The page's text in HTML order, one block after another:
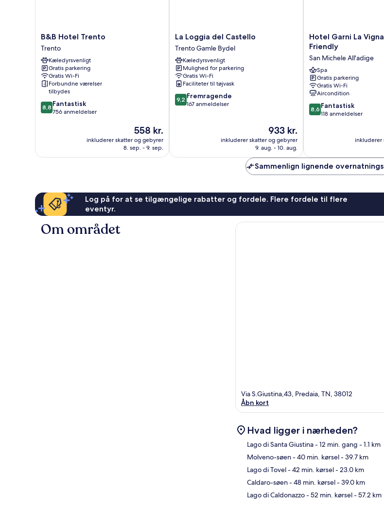
B&B
Hotel
Trento
Trento
B&B Hotel Trento
Trento
Kæledyrsvenligt
Gratis parkering
Gratis Wi-Fi
Forbundne værelser
tilbydes
8.8
ud
anmeldelser
8,8 Fantastisk
756 anmeldelser
Prisen
er
558 kr.
558 kr.
inkluderer skatter og gebyrer
8. sep. - 9. sep.
La
Loggia
del
Castello
Trento
Gamle
Bydel
La Loggia del Castello
Trento Gamle Bydel
Kæledyrsvenligt
Mulighed for parkering
Gratis Wi-Fi
Faciliteter til tøjvask
9.2
ud
9,2 Fremragende
167 anmeldelser
Prisen
er
933 kr.
933 kr.
inkluderer skatter og gebyrer
9. aug. - 10. aug.
Hotel
Garni
Vigna
-
Adult
Friendly
San
Michele
All'adige
Hotel Garni La
Friendly
San Michele All'adige
Spa
Gratis parkering
Gratis Wi-Fi
Aircondition
8.6
ud
anmeldelser
8,6 Fantastisk
118 anmeldelser
inkluderer
Sammenlign lignende
Log på for at se tilgængelige rabatter og fordele. Flere fordele til flere
eventyr.
Om området
Via S.Giustina,43, Predaia, TN, 38012
Åbn kort
Hvad ligger i nærheden?
Lago di Santa Giustina- 12 min. gang - 1.1 km
Molveno-søen- 40 min. kørsel- 39.7 km
Lago di Tovel- 42 min. kørsel- 23.0 km
Caldaro-søen- 48 min. kørsel- 39.0 km
Lago di Caldonazzo- 52 min. kørsel- 57.2 km